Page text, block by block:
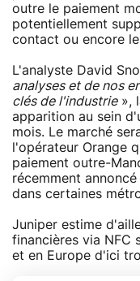
outre le paiement
potentiellement
contact ou encore
L'analyste David
analyses et de nos
clés de l'industrie»,
apparition au sein
mois. Le marché
l'opérateur Orange
paiement outre-
récemment
dans certaines
Juniper estime
financières via NFC
et en Europe d'ici